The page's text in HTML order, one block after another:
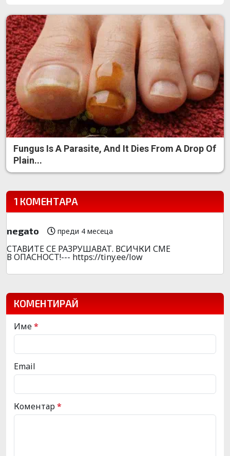
Fungus Is A Parasite, And It Dies From A Drop Of
Plain...
1 КОМЕНТАРА
negato преди 4 месеца
СТАВИТЕ СЕ РАЗРУШАВАТ. ВСИЧКИ СМЕ
В ОПАСНОСТ!--- https://tiny.ee/low
КОМЕНТИРАЙ
Име*
Email
Коментар*